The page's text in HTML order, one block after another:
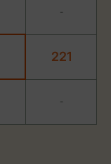
-
221
-